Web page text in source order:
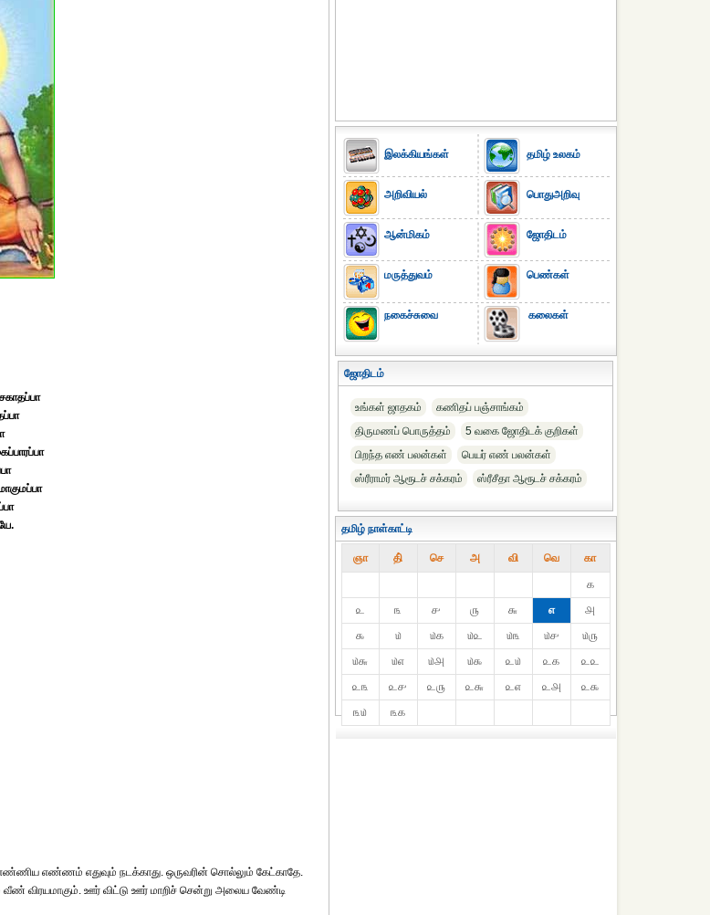
எண்ணம் எதுவும் நடக்காது. ஒருவரின் சொல்லும் கேட்காதே.
வீண் விரயமாகும். ஊர் விட்டு ஊர் மாறிச் சென்று அலைய வேண்டி
இலக்கியங்கள்
அறிவியல்
ஆன்மிகம்
மருத்துவம்
நகைச்சுவை
தமிழ் உலகம்
பொதுஅறிவு
ஜோதிடம்
பெண்கள்
கலைகள்
ஜோதிடம்
உங்கள் ஜாதகம்
கணிதப் பஞ்சாங்கம்
திருமணப் பொருத்தம்
5 வகை ஜோதிடக் குறிகள்
பிறந்த எண் பலன்கள்
பெயர் எண் பலன்கள்
ஸ்ரீராமர் ஆரூடச் சக்கரம்
ஸ்ரீசீதா ஆரூடச் சக்கரம்
தமிழ் நாள்காட்டி
ஞா தி் செ அ வி வெ கா
௧
௨
௩ ௪ ௫ ௬ ௭
௮
௯
௰ ௰௧ ௰௨ ௰௩ ௰௪
௰௫
௰௬
௰௭ ௰௮ ௰௯ ௨௰ ௨௧
௨௨
௨௩
௨௪ ௨௫ ௨௬ ௨௭ ௨௮
௨௯
௩௰
௩௧